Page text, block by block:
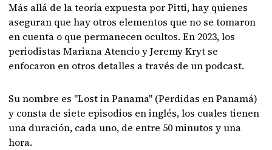
Más allá de la teoría expuesta por Pitti, hay quienes
aseguran que hay otros elementos que no se tomaron
en cuenta o que permanecen ocultos. En 2023, los
periodistas Mariana Atencio y Jeremy Kryt se
enfocaron en otros detalles a través de un podcast.
Su nombre es "Lost in Panama" (Perdidas en Panamá)
y consta de siete episodios en inglés, los cuales tienen
una duración, cada uno, de entre 50 minutos y una
hora.